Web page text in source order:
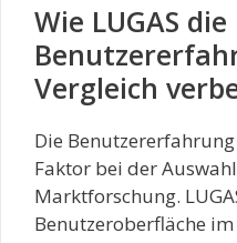
Wie LUGAS die
Vergleich
Die
Faktor bei der
Marktforschung.
Benutzeroberfläche